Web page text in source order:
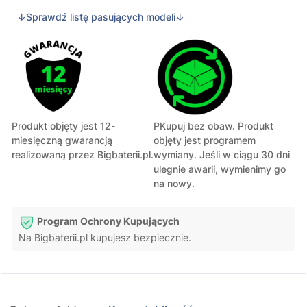
↓Sprawdź listę pasujących modeli↓
Produkt objęty jest 12-
miesięczną gwarancją
realizowaną przez Bigbaterii.pl.
PKupuj bez obaw. Produkt
objęty jest programem
wymiany. Jeśli w ciągu 30 dni
ulegnie awarii, wymienimy go
na nowy.
Program Ochrony Kupujących
Na Bigbaterii.pl kupujesz bezpiecznie.